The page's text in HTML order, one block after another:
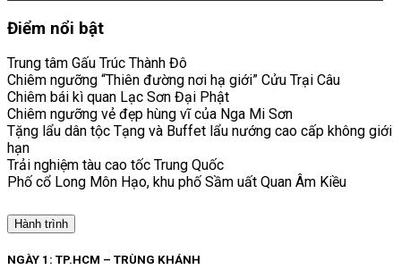
Điểm nổi bật
Trung tâm Gấu Trúc Thành Đô
Chiêm ngưỡng “Thiên đường nơi hạ giới” Cửu Trại Câu
Chiêm bái kì quan Lạc Sơn Đại Phật
Chiêm ngưỡng vẻ đẹp hùng vĩ của Nga Mi Sơn
Tặng lẩu dân tộc Tạng và Buffet lẩu nướng cao cấp không giới
hạn
Trải nghiệm tàu cao tốc Trung Quốc
Phố cổ Long Môn Hạo, khu phố Sầm uất Quan Âm Kiều
Hành trình
NGÀY 1: TP.HCM – TRÙNG KHÁNH